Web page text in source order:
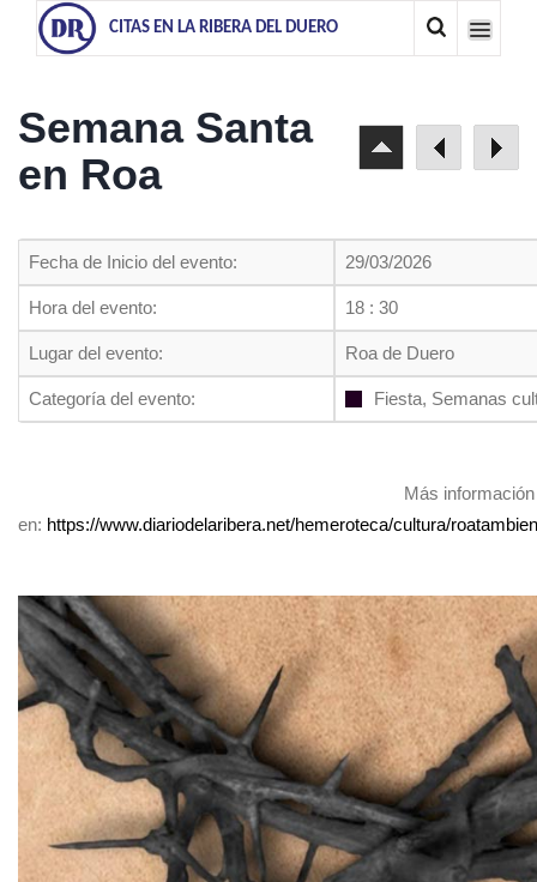
CITAS EN LA RIBERA DEL DUERO
Semana Santa
en Roa
Fecha de Inicio del evento: 29/03/2026
Hora del evento: 18 : 30
Lugar del evento: Roa de Duero
Categoría del evento: Fiesta, Semanas
Más información
en: https://www.diariodelaribera.net/hemeroteca/cultura/